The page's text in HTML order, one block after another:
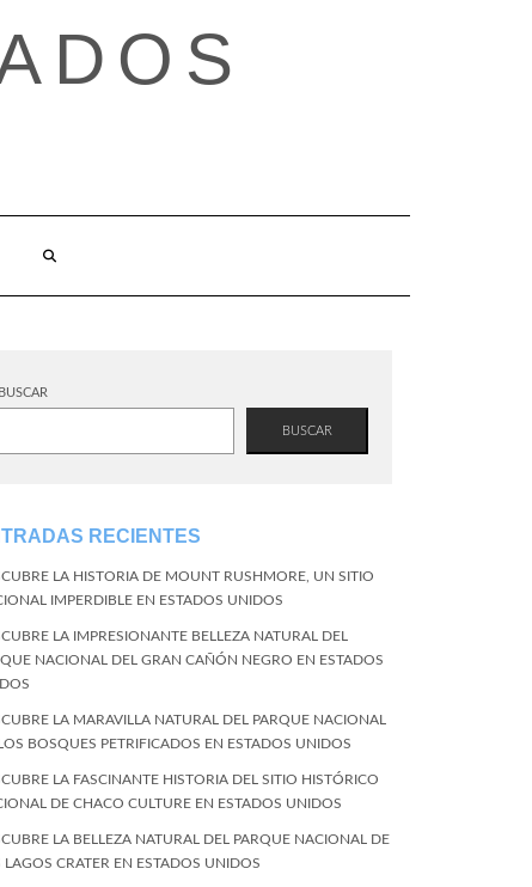
BUSCAR
BUSCAR
RECIENTES
LA HISTORIA DE MOUNT RUSHMORE, UN SITIO
IMPERDIBLE EN ESTADOS UNIDOS
LA IMPRESIONANTE BELLEZA NATURAL DEL
NACIONAL DEL GRAN CAÑÓN NEGRO EN ESTADOS
LA MARAVILLA NATURAL DEL PARQUE NACIONAL
BOSQUES PETRIFICADOS EN ESTADOS UNIDOS
LA FASCINANTE HISTORIA DEL SITIO HISTÓRICO
DE CHACO CULTURE EN ESTADOS UNIDOS
LA BELLEZA NATURAL DEL PARQUE NACIONAL DE
LAGOS CRATER EN ESTADOS UNIDOS